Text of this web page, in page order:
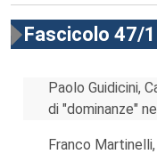
Fascicolo 47/
Paolo Guidicini,
di "dominanze"
Franco